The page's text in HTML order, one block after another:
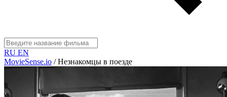
RU EN
MovieSense.io / Незнакомцы в поезде